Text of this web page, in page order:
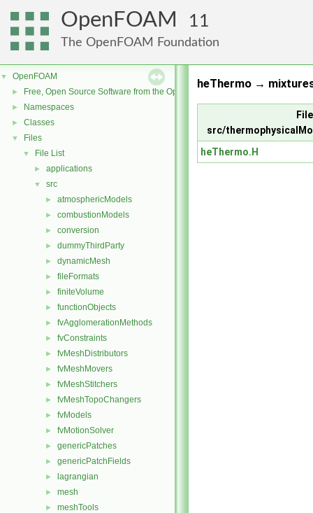
OpenFOAM 11
The OpenFOAM Foundation
▼ OpenFOAM
► Free, Open Source Software from the OpenFOAM Foundation
► Namespaces
► Classes
▼ Files
▼ File List
► applications
▼ src
► atmosphericModels
► combustionModels
► conversion
► dummyThirdParty
► dynamicMesh
► fileFormats
► finiteVolume
► functionObjects
► fvAgglomerationMethods
► fvConstraints
► fvMeshDistributors
► fvMeshMovers
► fvMeshStitchers
► fvMeshTopoChangers
► fvModels
► fvMotionSolver
► genericPatches
► genericPatchFields
► lagrangian
► mesh
► meshTools
heThermo →
src/
heThermo.H